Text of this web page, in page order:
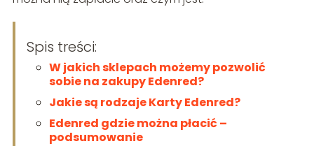
Spis treści:
W jakich sklepach możemy pozwolić
sobie na zakupy Edenred?
Jakie są rodzaje Karty Edenred?
Edenred gdzie można płacić –
podsumowanie